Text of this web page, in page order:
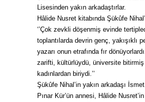
Lisesinden yakın arkadaştırlar.
Hâlide Nusret kitabında Şükûfe
‘’Çok zevkli döşenmiş evinde
toplantılarda devrin genç, yakışıklı
yazarı onun etrafında fır
zarifti, kültürlüydü, üniversite bitirmiş
kadınlardan biriydi.’’
Şükûfe Nihal’in yakın arkadaşı
Pınar Kür’ün annesi, Hâlide